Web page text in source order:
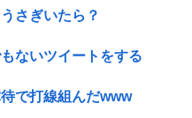
さぎいたら？
ないツイートをする
で打線組んだwww